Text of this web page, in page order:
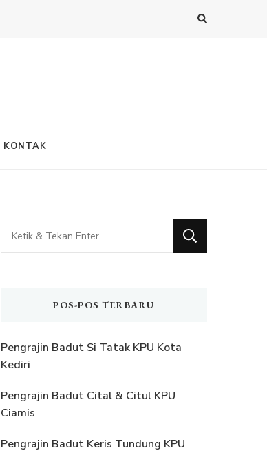
KONTAK
Mencari
Sesuatu?
POS-POS TERBARU
Pengrajin Badut Si Tatak KPU Kota
Kediri
Pengrajin Badut Cital & Citul KPU
Ciamis
Pengrajin Badut Keris Tundung KPU